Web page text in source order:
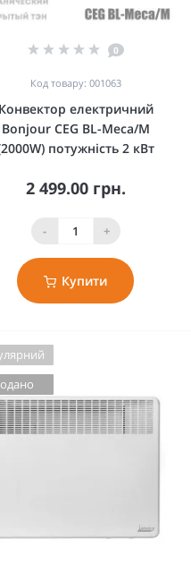
0
Код товару: 001063
Конвектор електричний
Bonjour CEG BL-Meca/M
потужність 2 кВт
2 499.00 грн.
- +
Купити